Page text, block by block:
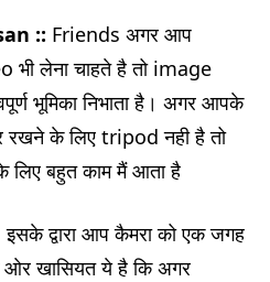
:: Friends अगर आप
लेना चाहते है तो image
भूमिका निभाता है। अगर आपके
रखने के लिए tripod नही है तो
लिए बहुत काम मैं आता है
द्वारा आप कैमरा को एक जगह
खासियत ये है कि अगर